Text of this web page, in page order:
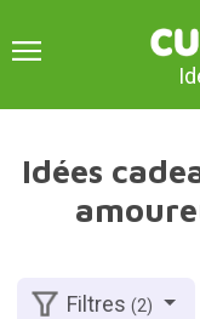
Idées
Filtres(2)